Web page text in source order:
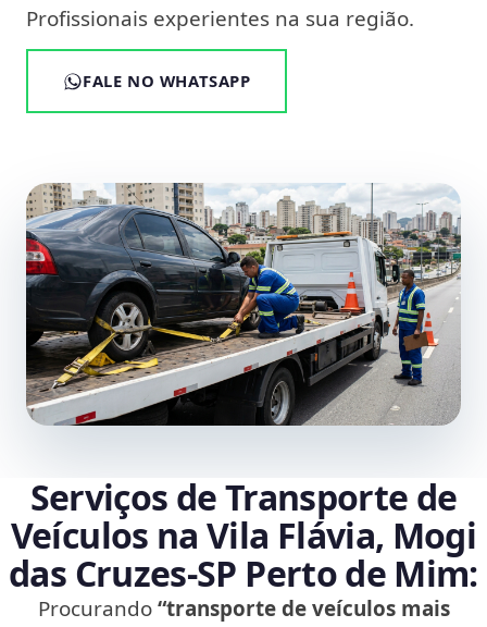
Profissionais experientes na sua região.
FALE NO WHATSAPP
Serviços de Transporte de
Veículos na Vila Flávia, Mogi
das Cruzes‑SP Perto de Mim:
Procurando“transporte de veículos mais